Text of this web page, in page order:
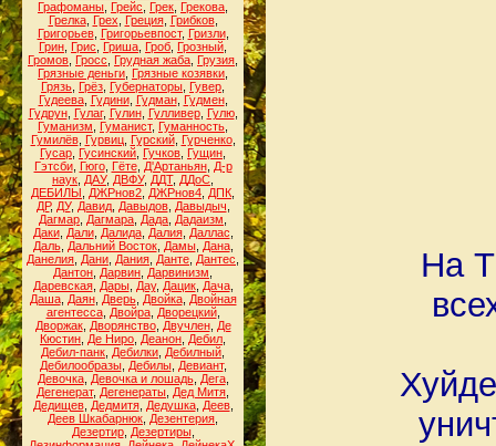
Графоманы Грейс Грек Грекова
Грелка, Грех Греция, Грибков,
Григорьев, Григорьевпост, Гризли,
Грин Грис Гриша Гроб Грозный
Громов Гросс Грудная жаба Грузия
Грязные деньги Грязные козявки
Грязь Грёз Губернаторы Гувер
Гудеева, Гудини, Гудман, Гудмен,
Гудрун, Гулаг, Гулин, Гулливер, Гулю,
Гуманизм
Гуманист, Гуманность
Гумилёв, Гурвиц, Гурский, Гурченко,
Гусар Гусинский Гучков Гущин
Гэтсби, Гюго, Гёте, Д'Артаньян, Д-р
наук ДАУ, ДВФУ, ДДТ, ДДоС
ДЕБИЛЫ
ДЖРнов2 ДЖРнов4 ДПК
ДР, ДУ, Давид, Давыдов, Давыдыч
Дагмар Дагмара Дада Дадаизм
Даки, Дали, Далида, Далия, Даллас
Даль, Дальний Восток, Дамы, Дана,
Данелия Дани Дания Данте Дантес
Дантон Дарвин Дарвинизм
Даревская, Дары, Дау, Дацик, Дача,
Даша, Даян, Дверь, Двойка, Двойная
агентесса, Двойра, Дворецкий,
Дворжак, Дворянство, Двучлен, Де
Кюстин Де Ниро Деанон Дебил
Дебил-панк Дебилки Дебилный
Дебилообразы, Дебилы, Девиант,
Девочка, Девочка и лошадь, Дега,
Дегенерат, Дегенераты Дед Митя
Дедищев, Дедмитя, Дедушка, Деев,
Деев Шкабарнюк Дезентерия
Дезертир, Дезертиры,
На